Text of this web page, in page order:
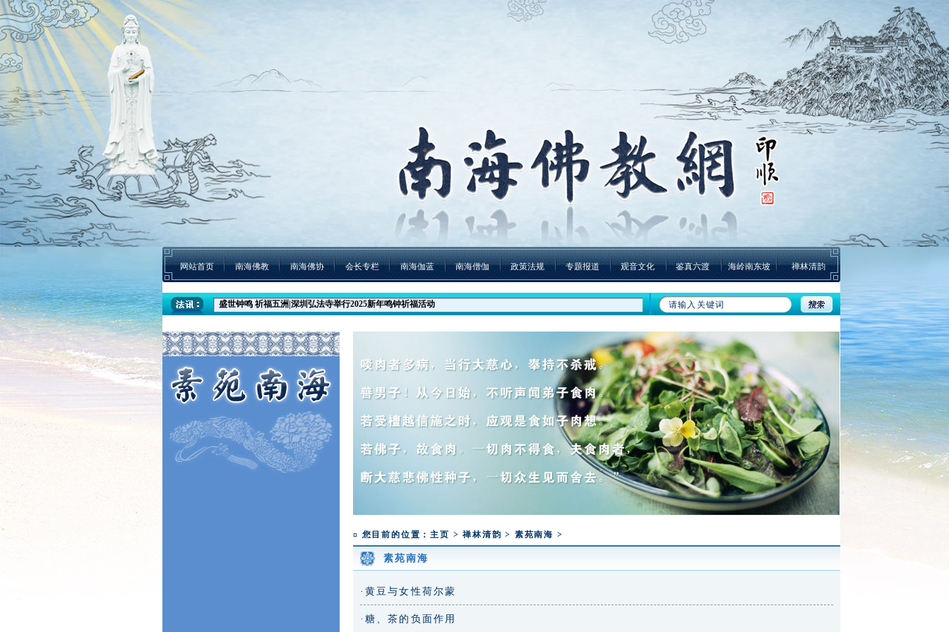
网站首页 南海佛教 南海佛协 会长专栏 南海伽蓝 南海僧伽 政策法规 专题报道 观音文化 鉴真六渡 海岭南东坡 禅林清韵
盛世钟鸣 祈福五洲|深圳弘法寺举行2025新年鸣钟祈福活动
本焕学院2024年招生通告
一粥一香甜 一年一团圆|释迦牟尼佛成道日弘法寺举办腊八福粥
¤ 您目前的位置：主页 >禅林清韵 > 素苑南海 >
素苑南海
·黄豆与女性荷尔蒙
·糖、茶的负面作用